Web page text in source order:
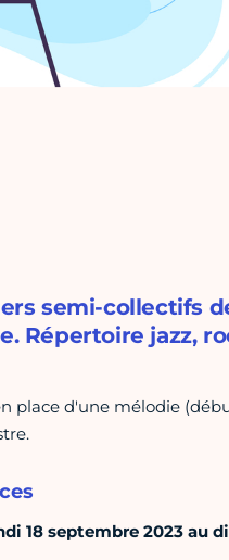
semi-collectifs
Répertoire jazz,
place d'une mélodie
18 septembre 2023 au